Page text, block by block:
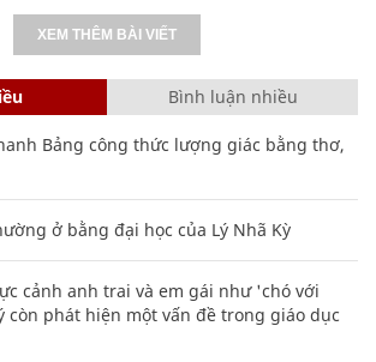
XEM THÊM BÀI VIẾT
Bình luận nhiều
Bảng công thức lượng giác bằng thơ,
ở bằng đại học của Lý Nhã Kỳ
cảnh anh trai và em gái như 'chó với
còn phát hiện một vấn đề trong giáo dục